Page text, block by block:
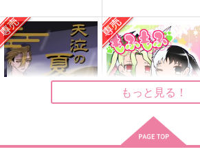
帰還点
ごきげんアライグマ
1,494円（税込）
石神千空×あさぎりゲン
サンプル
FLASHLIGHT
glorious star
944円（税込）
石神千空×あさぎりゲン
サンプル
作品詳細
もっと見る！